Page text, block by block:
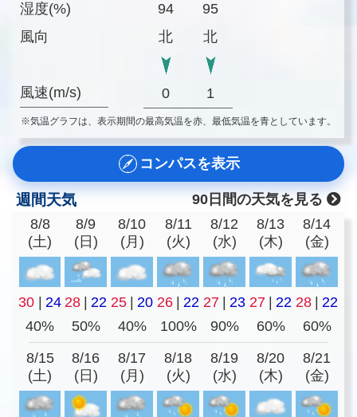
湿度(%)
風向
風速(m/s)
94
95
北
北
0 1
※気温グラフは、表示期間の最高気温を赤、最低気温を青としています。
コンパスを表示
週間天気
90日間の天気を見る
8/8
(土)
8/9
(日)
8/10
(月)
8/11
(火)
8/12
(水)
8/13
(木)
8/14
(金)
30 24 28 22 25 20 26 22 27 23 27 22 28
22
40%
50% 40% 100% 90% 60% 60%
8/15
(土)
8/16
(日)
8/17
(月)
8/18
(火)
8/19
(水)
8/20
(木)
8/21
(金)